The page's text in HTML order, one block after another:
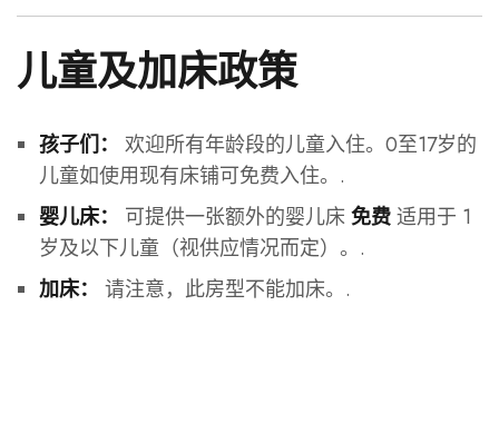
儿童及加床政策
孩子们：
欢迎所有年龄段的儿童入住。0至17岁的
儿童如使用现有床铺可免费入住。.
婴儿床： 可提供一张额外的婴儿床 免费适用于 1
岁及以下儿童（视供应情况而定）。.
加床： 请注意，此房型不能加床。.